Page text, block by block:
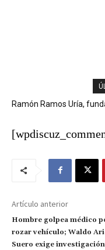
Ramón Ramos Uría,
Artículo anterior
Hombre golpea médico
rozar vehículo; Waldo
Suero exige